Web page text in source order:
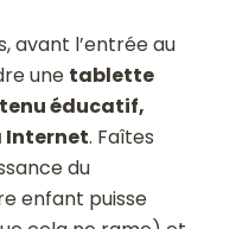
avant l’entrée au
une tablette
éducatif,
Internet. Faîtes
du
enfant puisse